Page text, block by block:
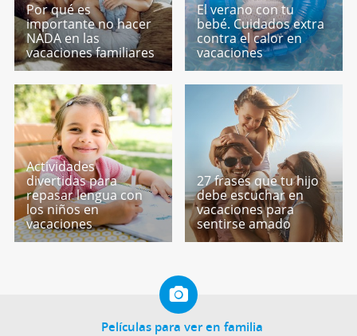
Por qué es
importante no hacer
NADA en las
vacaciones familiares
El verano con tu
bebé. Cuidados extra
contra el calor en
vacaciones
Actividades
divertidas para
repasar lengua con
los niños en
vacaciones
27 frases que tu hijo
debe escuchar en
vacaciones para
sentirse amado
Películas para ver en familia